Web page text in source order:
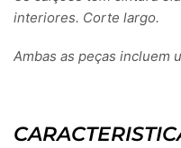
interiores. Corte largo.
Ambas as peças incluem